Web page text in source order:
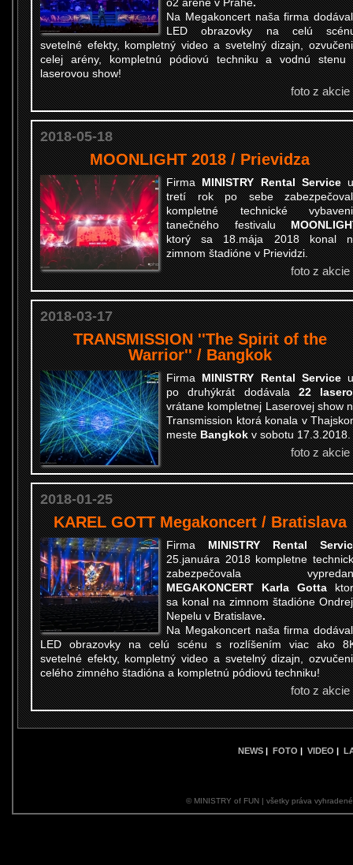
Na Megakoncert naša firma
LED obrazovky na celú
svetelné efekty, kompletný video a svetelný dizajn,
celej arény, kompletnú pódiovú techniku a vodnú stenu
laserovou show!
foto z akcie
2018-05-18
MOONLIGHT 2018 / Prievidza
FirmaMINISTRY Rental Service
tretí rok po sebe
kompletné technické
tanečného festivalu
ktorý sa 18.mája 2018 konal
zimnom štadióne v Prievidzi.
foto z akcie
2018-03-17
TRANSMISSION ''The Spirit of the
Warrior'' / Bangkok
FirmaMINISTRY Rental Service
po druhýkrát dodávala22
vrátane kompletnej Laserovej show
Transmission ktorá konala v
mesteBangkokv sobotu 17.3.2018.
foto z akcie
2018-01-25
KAREL GOTT Megakoncert / Bratislava
FirmaMINISTRY Rental
25.januára 2018 kompletne
zabezpečovala
MEGAKONCERT Karla Gotta
sa konal na zimnom štadióne
Nepelu v Bratislave.
Na Megakoncert naša firma
LED obrazovky na celú scénu s rozlíšením viac ako
svetelné efekty, kompletný video a svetelný dizajn,
celého zimného štadióna a kompletnú pódiovú techniku!
foto z akcie
NEWS | FOTO | VIDEO |
© MINISTRY of FUN | všetky práva